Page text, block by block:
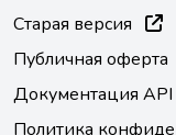
Старая версия
Публичная оферта
Документация API
Политика